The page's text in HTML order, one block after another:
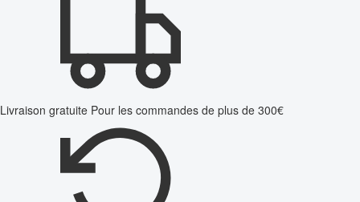
Livraison gratuite Pour les commandes de plus de 300€